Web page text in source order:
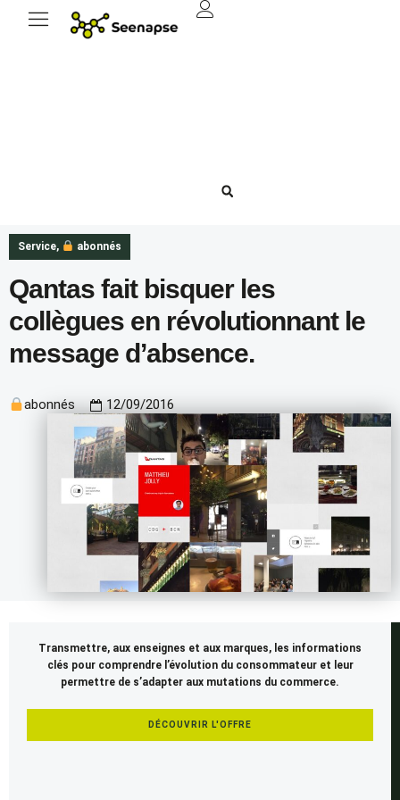
Service, abonnés
Qantas fait bisquer les
collègues en révolutionnant le
message d’absence.
abonnés 12/09/2016
article
membres
Transmettre, aux enseignes et aux marques, les informations
clés pour comprendre l’évolution du consommateur et leur
permettre de s’adapter aux mutations du commerce.
DÉCOUVRIR L'OFFRE